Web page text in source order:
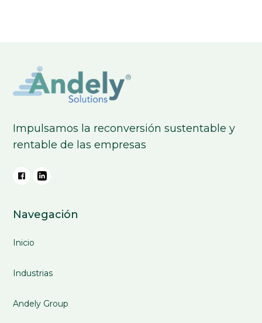
Impulsamos la reconversión sustentable y
rentable de las empresas
Navegación
Inicio
Industrias
Andely Group